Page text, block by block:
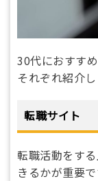
30代におすす
それぞれ紹介し
転職サイト
転職活動をす
きるかが重要で